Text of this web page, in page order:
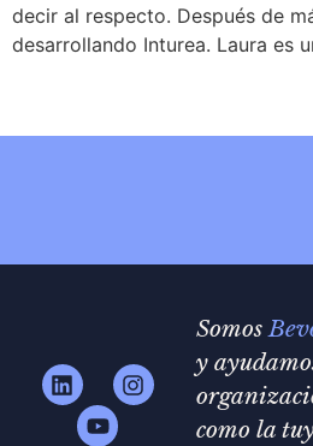
decir al respecto. Después de
desarrollando Inturea. Laura es
Somos
y
como la